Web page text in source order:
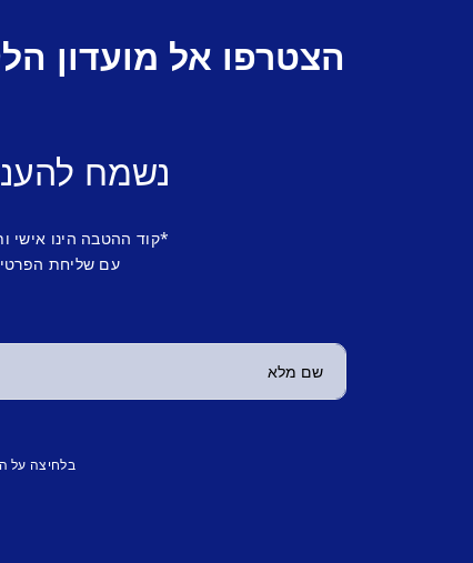
הצטרפו אל מועדון
נשמח
*קוד ההטבה הינו
עם שליחת
בלחיצה על